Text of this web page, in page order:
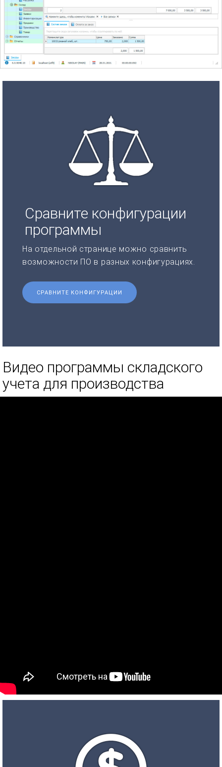
Сравните конфигурации
программы
На отдельной странице можно сравнить
возможности ПО в разных конфигурациях.
СРАВНИТЕ КОНФИГУРАЦИИ
Видео программы складского
учета для производства